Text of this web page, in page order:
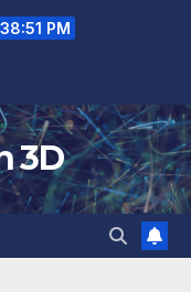
PM
3D